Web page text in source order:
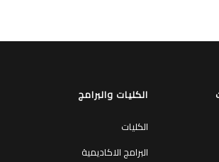
الكليات والبرامج
الكليات
البرامج الاكاديمية